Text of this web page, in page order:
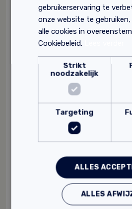
Variotherm Variokomp
Toepasbaar in het
gebruikerservaring te
onze website te
alle cookies in
Cookiebeleid.
Strikt
noodzakelijk
Targeting
ALLES
ALLES